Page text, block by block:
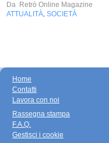
Da Retrò Online Magazine
ATTUALITÀ, SOCIETÀ
Home
Contatti
Lavora con noi
Rassegna stampa
F.A.Q.
Gestisci i cookie